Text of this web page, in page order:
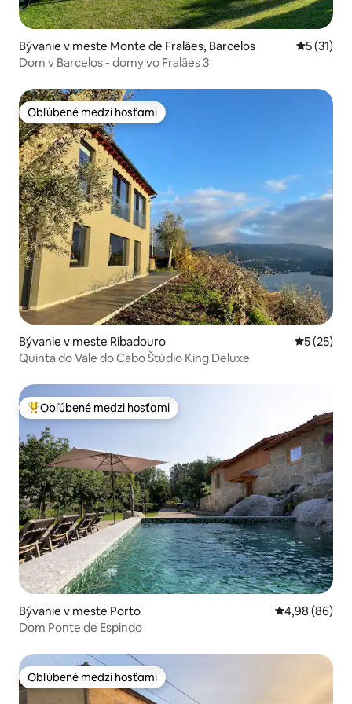
Bývanie v meste Monte de Fralães, Barcelos
5 (31)
Dom v Barcelos - domy vo Fralães 3
Obľúbené medzi hosťami
Obľúbené medzi hosťami
Bývanie v meste Ribadouro
5 (25)
Quinta do Vale do Cabo Štúdio King Deluxe
Najobľúbenejšie medzi hosťami
Obľúbené medzi hosťami
Bývanie v meste Porto Priemerné
4,98 (86)
Dom Ponte de Espindo
Obľúbené medzi hosťami
Obľúbené medzi hosťami